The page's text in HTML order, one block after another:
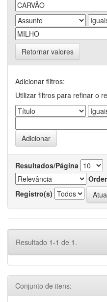
Retornar valores
Adicionar filtros:
Utilizar filtros para refinar o
Resultados/Página
Registro(s)
Resultado 1-1 de 1.
Conjunto de itens: